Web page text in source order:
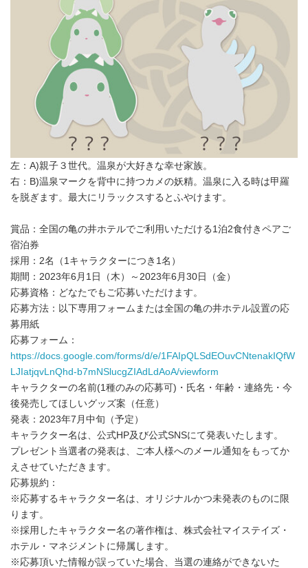
左：A)親子３世代。温泉が大好きな幸せ家族。
右：B)温泉マークを背中に持つカメの妖精。温泉に入る時は甲羅
を脱ぎます。最大にリラックスするとふやけます。
賞品：全国の亀の井ホテルでご利用いただける1泊2食付きペアご
宿泊券
採用：2名（1キャラクターにつき1名）
期間：2023年6月1日（木）～2023年6月30日（金）
応募資格：どなたでもご応募いただけます。
応募方法：以下専用フォームまたは全国の亀の井ホテル設置の応
募用紙
応募フォーム：
https://docs.google.com/forms/d/e/1FAIpQLSdEOuvCNtenakIQfW
LJIatjqvLnQhd-b7mNSlucgZIAdLdAoA/viewform
キャラクターの名前(1種のみの応募可)・氏名・年齢・連絡先・今
後発売してほしいグッズ案（任意）
発表：2023年7月中旬（予定）
キャラクター名は、公式HP及び公式SNSにて発表いたします。
プレゼント当選者の発表は、ご本人様へのメール通知をもってか
えさせていただきます。
応募規約：
※応募するキャラクター名は、オリジナルかつ未発表のものに限
ります。
※採用したキャラクター名の著作権は、株式会社マイステイズ・
ホテル・マネジメントに帰属します。
※応募頂いた情報が誤っていた場合、当選の連絡ができないた